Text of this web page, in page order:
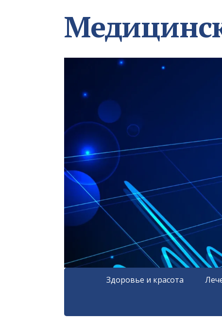
Здоровье и красота